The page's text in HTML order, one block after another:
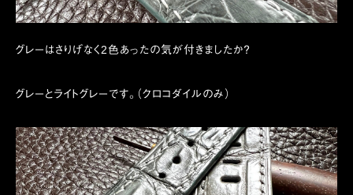
グレーはさりげなく2色あったの気が付きましたか？
グレーとライトグレーです。（クロコダイルのみ）